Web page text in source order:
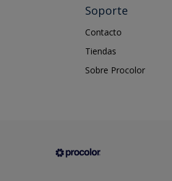
Soporte
Contacto
Tiendas
Sobre Procolor